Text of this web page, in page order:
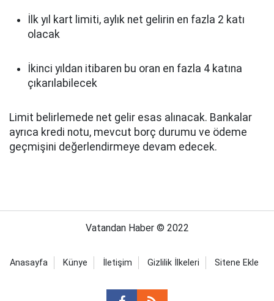
İlk yıl kart limiti, aylık net gelirin en fazla 2 katı
olacak
İkinci yıldan itibaren bu oran en fazla 4 katına
çıkarılabilecek
Limit belirlemede net gelir esas alınacak. Bankalar
ayrıca kredi notu, mevcut borç durumu ve ödeme
geçmişini değerlendirmeye devam edecek.
Vatandan Haber © 2022
Anasayfa Künye İletişim Gizlilik İlkeleri Sitene Ekle